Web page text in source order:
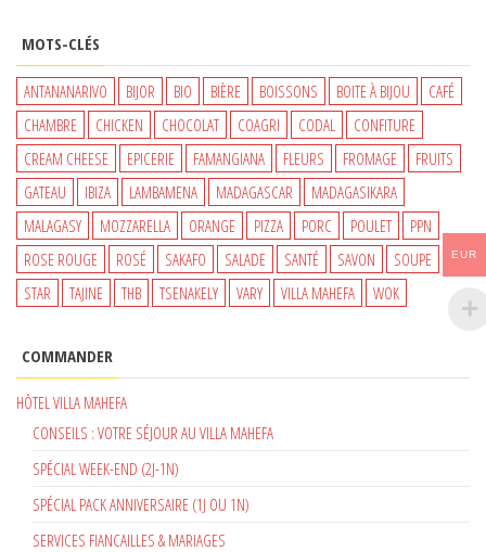
650 €.550 €.
MOTS-CLÉS
ANTANANARIVO BIJOR BIO BIÈRE BOISSONS BOITE À BIJOU
CAFÉ
CHAMBRE
CHICKEN CHOCOLAT COAGRI CODAL
CONFITURE
CREAM CHEESE
EPICERIE FAMANGIANA FLEURS FROMAGE
FRUITS
GATEAU
IBIZA LAMBAMENA MADAGASCAR
MADAGASIKARA
MALAGASY
MOZZARELLA ORANGE PIZZA PORC POULET
PPN
ROSE ROUGE
ROSÉ SAKAFO SALADE SANTÉ SAVON
SOUPE
STAR
TAJINE THB TSENAKELY VARY VILLA MAHEFA WOK
COMMANDER
HÔTEL VILLA MAHEFA
CONSEILS : VOTRE SÉJOUR AU VILLA MAHEFA
SPÉCIAL WEEK-END (2J-1N)
SPÉCIAL PACK ANNIVERSAIRE (1J OU 1N)
SERVICES FIANCAILLES & MARIAGES
EUR